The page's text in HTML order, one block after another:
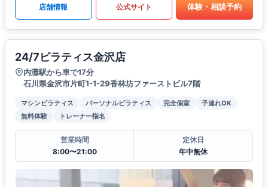
店舗情報 公式サイト 体験・相談予約
24/7ピラティス金沢店
内灘駅から車で17分
石川県金沢市片町1-1-29香林坊ファーストビル7階
マシンピラティス パーソナルピラティス 完全個室
子連れOK
無料体験
トレーナー指名
営業時間
8:00〜21:00
定休日
年中無休